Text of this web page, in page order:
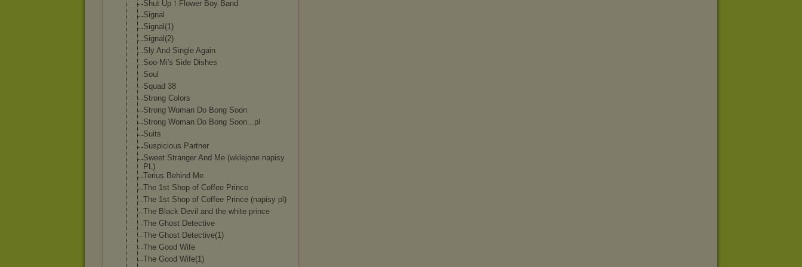
Shut Up！Flower Boy Band
Signal
Signal(1)
Signal(2)
Sly And Single Again
Soo-Mi's Side Dishes
Soul
Squad 38
Strong Colors
Strong Woman Do Bong Soon
Strong Woman Do Bong Soon...pl
Suits
Suspicious Partner
Sweet Stranger And Me (wklejone napisy
PL)
Terius Behind Me
The 1st Shop of Coffee Prince
The 1st Shop of Coffee Prince (napisy pl)
The Black Devil and the white prince
The Ghost Detective
The Ghost Detective(1)
The Good Wife
The Good Wife(1)